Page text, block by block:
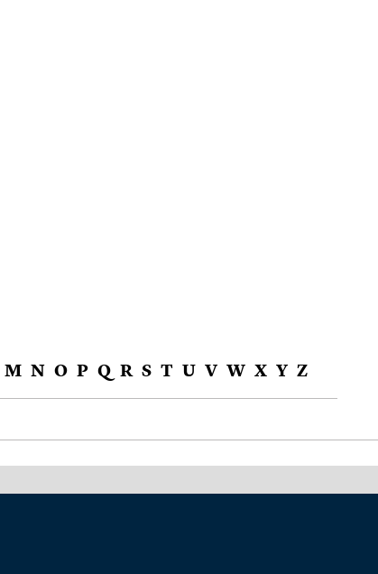
M N O P Q R S T U V W X Y Z